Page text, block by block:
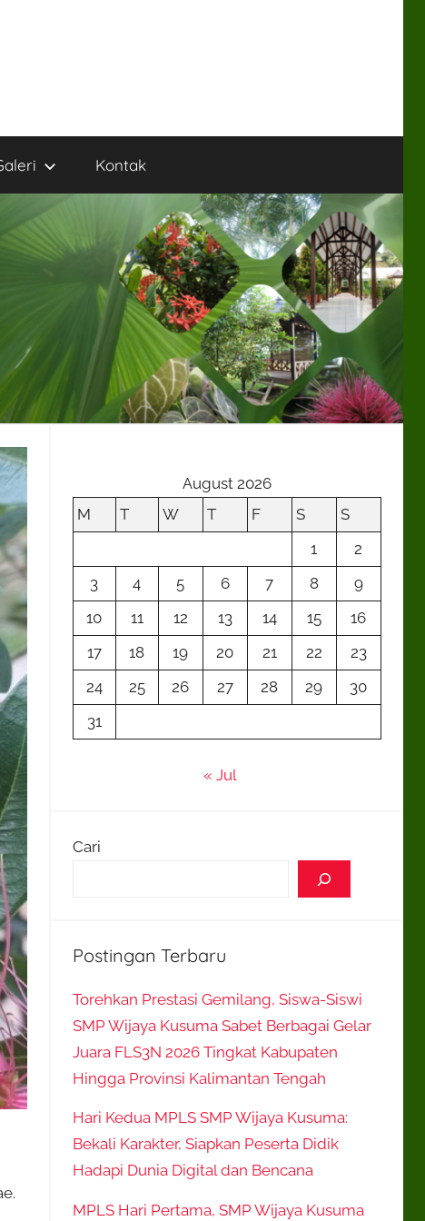
Kontak
August 2026
M
T W T F S
S
1
2
3
4 5 6 7 8
9
10
11 12 13 14 15
16
17
18 19 20 21 22
23
24
25 26 27 28 29
30
31
« Jul
Cari
Postingan Terbaru
Torehkan Prestasi Gemilang, Siswa-Siswi
SMP Wijaya Kusuma Sabet Berbagai Gelar
Juara FLS3N 2026 Tingkat Kabupaten
Hingga Provinsi Kalimantan Tengah
Hari Kedua MPLS SMP Wijaya Kusuma:
Bekali Karakter, Siapkan Peserta Didik
Hadapi Dunia Digital dan Bencana
MPLS Hari Pertama, SMP Wijaya Kusuma